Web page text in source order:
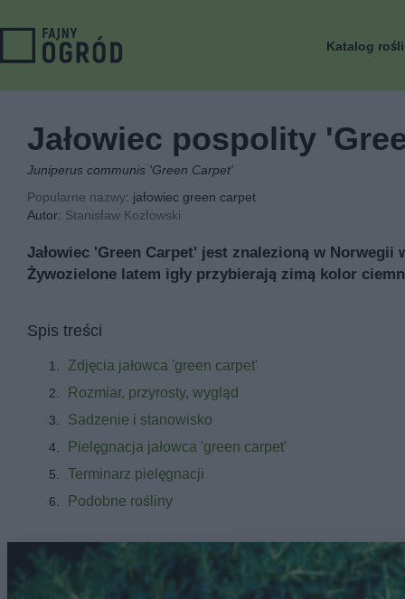
Katalog
Jałowiec pospolity
Juniperus communis 'Green Carpet'
Popularne nazwy: jałowiec green carpet
Autor: Stanisław Kozłowski
Jałowiec 'Green Carpet' jest znalezioną w
Żywozielone latem igły przybierają zimą kolor
Spis treści
Zdjęcia jałowca 'green carpet'
Rozmiar, przyrosty, wygląd
Sadzenie i stanowisko
Pielęgnacja jałowca 'green carpet'
Terminarz pielęgnacji
Podobne rośliny